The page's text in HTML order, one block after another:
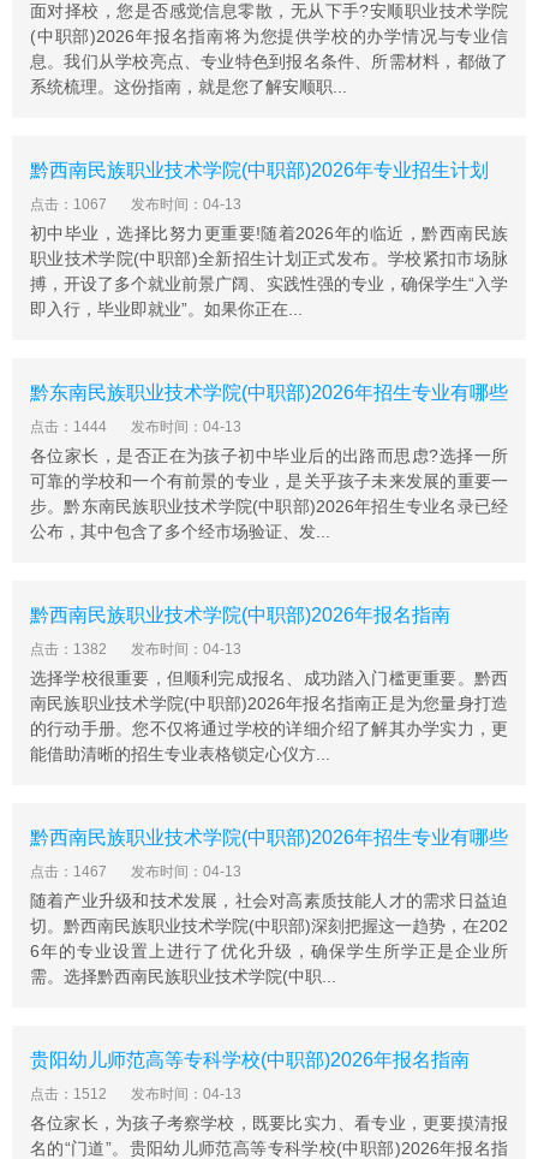
贵州省经济学校、贵州省茶技术茶文化学校是“两块牌子、
一个机构”，是集财经、工科、茶文化一体的综合性国家级
示范学校、国家级重点中专。学校创办60多年来，办学规
才，为贵州经济社会发展作出突出贡献，在贵州职业教育
面对择校，您是否感觉信息零散，无从下手?安顺职业技术学院
(中职部)2026年报名指南将为您提供学校的办学情况与专业信
息。我们从学校亮点、专业特色到报名条件、所需材料，都做了
系统梳理。这份指南，就是您了解安顺职...
黔西南民族职业技术学院(中职部)2026年专业招生计划
点击：1067 发布时间：04-13
初中毕业，选择比努力更重要!随着2026年的临近，黔西南民族
职业技术学院(中职部)全新招生计划正式发布。学校紧扣市场脉
搏，开设了多个就业前景广阔、实践性强的专业，确保学生“入学
即入行，毕业即就业”。如果你正在...
黔东南民族职业技术学院(中职部)2026年招生专业有哪些
点击：1444 发布时间：04-13
各位家长，是否正在为孩子初中毕业后的出路而思虑?选择一所
可靠的学校和一个有前景的专业，是关乎孩子未来发展的重要一
步。黔东南民族职业技术学院(中职部)2026年招生专业名录已经
公布，其中包含了多个经市场验证、发...
黔西南民族职业技术学院(中职部)2026年报名指南
点击：1382 发布时间：04-13
选择学校很重要，但顺利完成报名、成功踏入门槛更重要。黔西
南民族职业技术学院(中职部)2026年报名指南正是为您量身打造
的行动手册。您不仅将通过学校的详细介绍了解其办学实力，更
能借助清晰的招生专业表格锁定心仪方...
黔西南民族职业技术学院(中职部)2026年招生专业有哪些
点击：1467 发布时间：04-13
随着产业升级和技术发展，社会对高素质技能人才的需求日益迫
切。黔西南民族职业技术学院(中职部)深刻把握这一趋势，在202
6年的专业设置上进行了优化升级，确保学生所学正是企业所
需。选择黔西南民族职业技术学院(中职...
贵阳幼儿师范高等专科学校(中职部)2026年报名指南
点击：1512 发布时间：04-13
各位家长，为孩子考察学校，既要比实力、看专业，更要摸清报
名的“门道”。贵阳幼儿师范高等专科学校(中职部)2026年报名指